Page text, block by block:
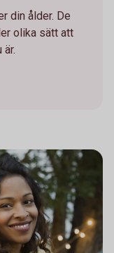
din ålder. De
olika sätt att
är.